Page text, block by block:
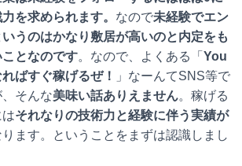
力を求められます。 なので未経験でエン
うのはかなり敷居が高いのと内定をも
となのです。なので、よくある「 You
ばすぐ稼げるぜ！
」なーんてSNS等で
そんな美味い話ありえません。稼げる
それなりの技術力と経験に伴う実績が
ります。ということをまずは認識しまし